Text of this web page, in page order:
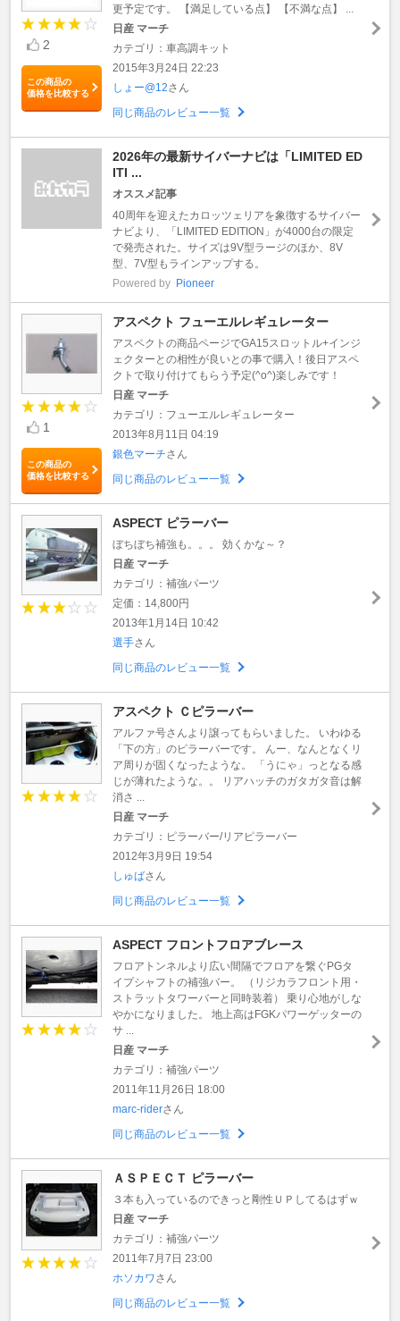
2
この商品の
価格を比較する
更予定です。 【満足している点】 【不満な点】 ...
日産 マーチ
カテゴリ：車高調キット
2015年3月24日 22:23
しょー@12さん
同じ商品のレビュー一覧
2026年の最新サイバーナビは「LIMITED ED
ITI ...
オススメ記事
40周年を迎えたカロッツェリアを象徴するサイバー
ナビより、「LIMITED EDITION」が4000台の限定
で発売された。サイズは9V型ラージのほか、8V
型、7V型もラインアップする。
Powered by Pioneer
1
この商品の
価格を比較する
アスペクト フューエルレギュレーター
アスペクトの商品ページでGA15スロットル+インジ
ェクターとの相性が良いとの事で購入！後日アスペ
クトで取り付けてもらう予定(^o^)楽しみです！
日産 マーチ
カテゴリ：フューエルレギュレーター
2013年8月11日 04:19
銀色マーチさん
同じ商品のレビュー一覧
ASPECT ピラーバー
ぼちぼち補強も。。。 効くかな～？
日産 マーチ
カテゴリ：補強パーツ
定価：14,800円
2013年1月14日 10:42
選手さん
同じ商品のレビュー一覧
アスペクト Ｃピラーバー
アルファ号さんより譲ってもらいました。 いわゆる
「下の方」のピラーバーです。 んー、なんとなくリ
ア周りが固くなったような。 「うにゃ」っとなる感
じが薄れたような。。 リアハッチのガタガタ音は解
消さ ...
日産 マーチ
カテゴリ：ピラーバー/リアピラーバー
2012年3月9日 19:54
しゅばさん
同じ商品のレビュー一覧
ASPECT フロントフロアブレース
フロアトンネルより広い間隔でフロアを繋ぐPGタ
イプシャフトの補強バー。 （リジカラフロント用・
ストラットタワーバーと同時装着） 乗り心地がしな
やかになりました。 地上高はFGKパワーゲッターの
サ ...
日産 マーチ
カテゴリ：補強パーツ
2011年11月26日 18:00
marc-riderさん
同じ商品のレビュー一覧
ＡＳＰＥＣＴ ピラーバー
３本も入っているのできっと剛性ＵＰしてるはずｗ
日産 マーチ
カテゴリ：補強パーツ
2011年7月7日 23:00
ホソカワさん
同じ商品のレビュー一覧